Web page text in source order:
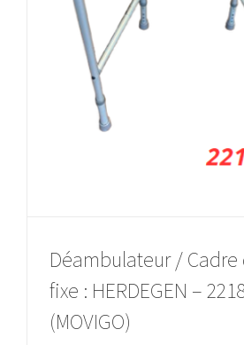
Déambulateur /
fixe : HERDEGEN –
(MOVIGO)